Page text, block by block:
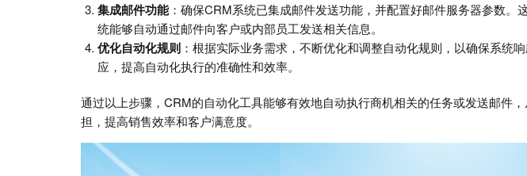
集成邮件功能：确保CRM系统已集成邮件发送功能，并配置好邮件服务器参数。
统能够自动通过邮件向客户或内部员工发送相关信息。
优化自动化规则 ：根据实际业务需求，不断优化和调整自动化规则，以确保系统
应，提高自动化执行的准确性和效率。
通过以上步骤，CRM的自动化工具能够有效地自动执行商机相关的任务或发送邮件
担，提高销售效率和客户满意度。